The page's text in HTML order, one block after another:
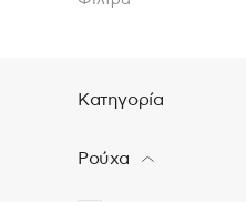
Κατηγορία
Ρούχα